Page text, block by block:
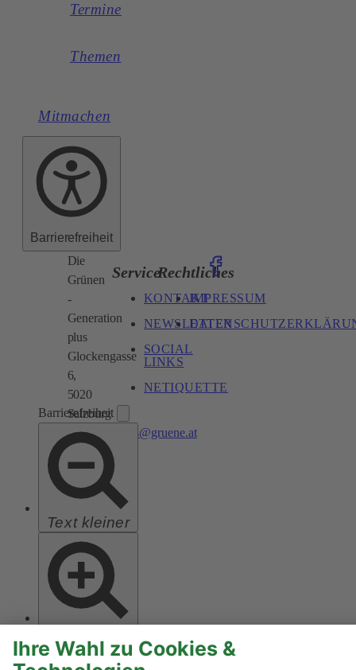
Termine
Themen
Mitmachen
Barrierefreiheit
Barrierefreiheit
Text kleiner
Die
Grünen
-
Generation
plus
Glockengasse
6,
5020
Salzburg
generationplus@gruene.at
Service
KONTAKT
NEWSLETTER
SOCIAL
LINKS
NETIQUETTE
Rechtliches
IMPRESSUM